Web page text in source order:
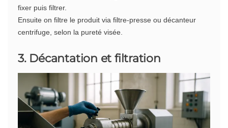
fixer puis filtrer.
Ensuite on filtre le produit via filtre-presse ou décanteur
centrifuge, selon la pureté visée.
3. Décantation et filtration